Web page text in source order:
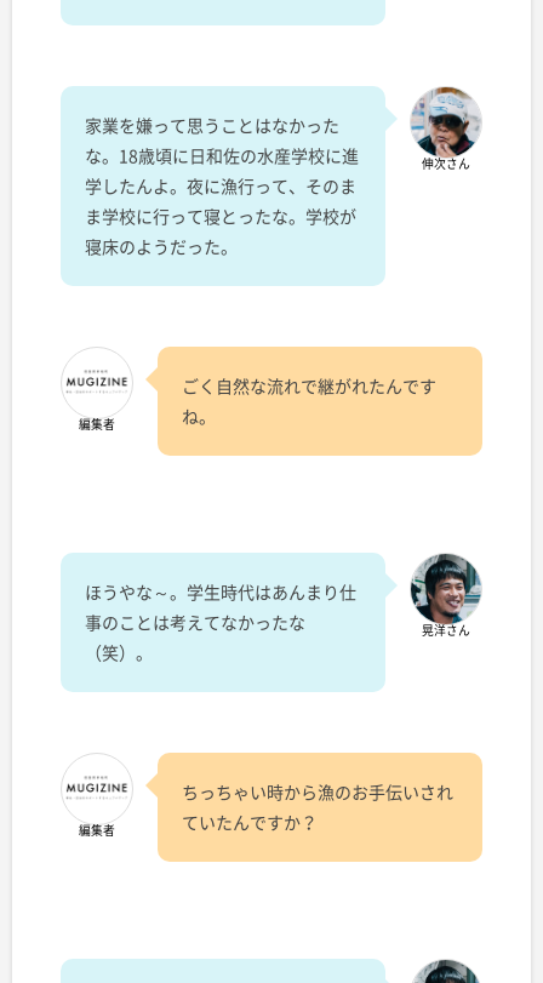
伸次さん
家業を嫌って思うことはなかった
な。18歳頃に日和佐の水産学校に進
学したんよ。夜に漁行って、そのま
ま学校に行って寝とったな。学校が
寝床のようだった。
編集者
ごく自然な流れで継がれたんです
ね。
晃洋さん
ほうやな～。学生時代はあんまり仕
事のことは考えてなかったな
（笑）。
編集者
ちっちゃい時から漁のお手伝いされ
ていたんですか？